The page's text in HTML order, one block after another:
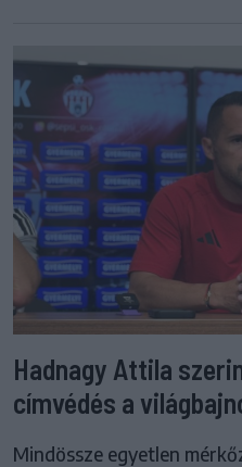
Hadnagy Attila
címvédés a
Mindössze egyetlen